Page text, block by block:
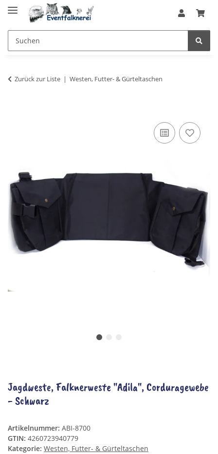
Zurück zur Liste Westen, Futter- & Gürteltaschen
Jagdweste, Falknerweste "Adila", Corduragewebe
- Schwarz
Artikelnummer: ABI-8700
GTIN: 4260723940779
Kategorie: Westen, Futter- & Gürteltaschen